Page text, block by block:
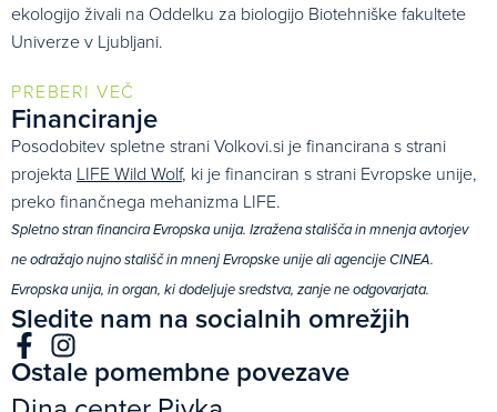
ekologijo živali na Oddelku za biologijo Biotehniške fakultete
Univerze v Ljubljani.
PREBERI VEČ
Financiranje
Posodobitev spletne strani Volkovi.si je financirana s strani
projekta LIFE Wild Wolf, ki je financiran s strani Evropske unije,
preko finančnega mehanizma LIFE.
Spletno stran financira Evropska unija. Izražena stališča in mnenja avtorjev
ne odražajo nujno stališč in mnenj Evropske unije ali agencije CINEA.
Evropska unija, in organ, ki dodeljuje sredstva, zanje ne odgovarjata.
Sledite nam na socialnih omrežjih
Ostale pomembne povezave